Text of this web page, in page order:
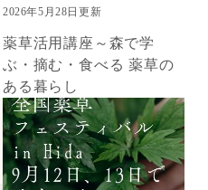
2026年5月28日更新
薬草活用講座～森で学
ぶ・摘む・食べる 薬草の
ある暮らし